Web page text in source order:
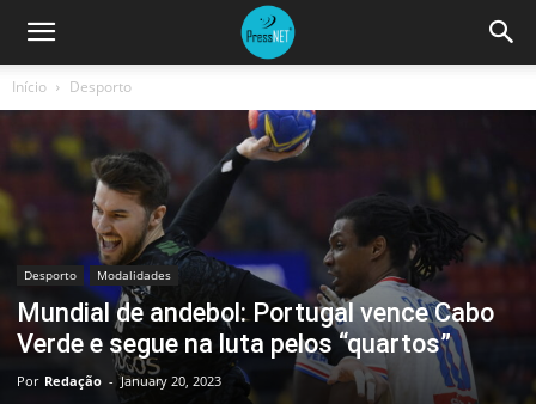
Início Desporto
Desporto Modalidades
Mundial de andebol: Portugal vence Cabo
Verde e segue na luta pelos “quartos”
Por Redação - January 20, 2023